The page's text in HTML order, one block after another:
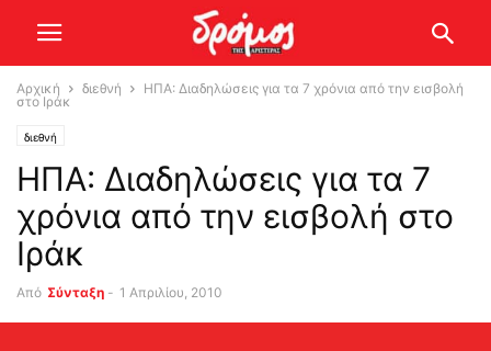
Αρχική διεθνή
ΗΠΑ: Διαδηλώσεις για τα 7 χρόνια από την εισβολή
στο Ιράκ
διεθνή
ΗΠΑ: Διαδηλώσεις για τα 7
χρόνια από την εισβολή στο
Ιράκ
Από Σύνταξη - 1 Απριλίου, 2010